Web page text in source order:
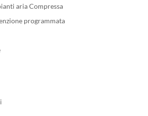
aria Compressa
programmata